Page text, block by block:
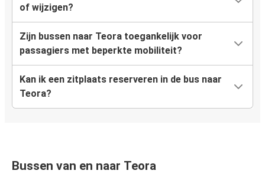
of wijzigen?
Zijn bussen naar Teora toegankelijk voor
passagiers met beperkte mobiliteit?
Kan ik een zitplaats reserveren in de bus naar
Teora?
Bussen van en naar Teora